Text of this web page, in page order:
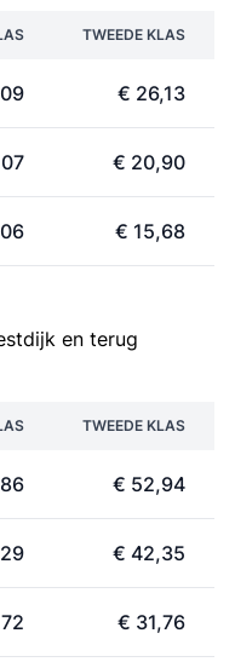
TWEEDE KLAS
€ 26,13
€ 20,90
€ 15,68
en terug
TWEEDE KLAS
€ 52,94
€ 42,35
€ 31,76